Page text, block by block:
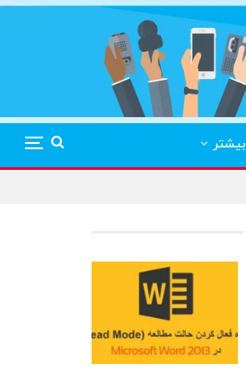
بیشتر